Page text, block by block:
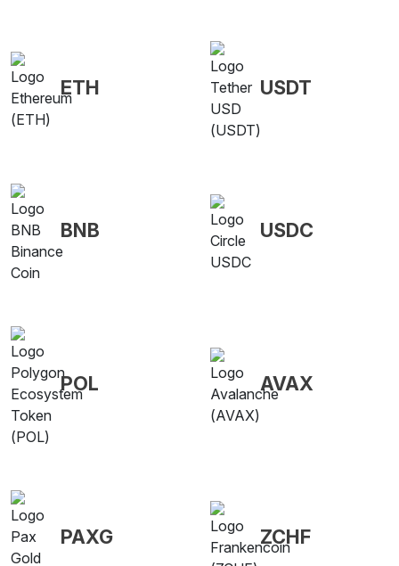
ETH USDT
BNB USDC
POL AVAX
PAXG ZCHF